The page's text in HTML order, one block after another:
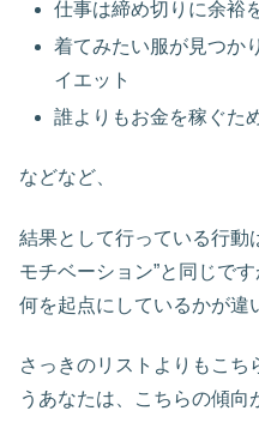
仕事は締め切りに余裕
着てみたい服が見つか
イエット
誰よりもお金を稼ぐた
などなど、
結果として行っている行動
モチベーション”と同じです
何を起点にしているかが違
さっきのリストよりもこち
うあなたは、こちらの傾向